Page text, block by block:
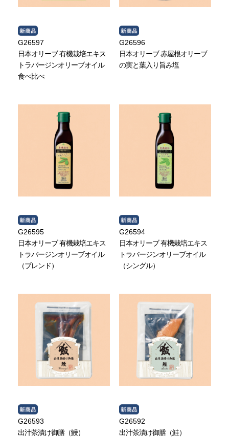
G26597
日本オリーブ 有機栽培エキス
トラバージンオリーブオイル
食べ比べ
G26596
日本オリーブ 赤屋根オリーブ
の実と葉入り旨み塩
G26595
日本オリーブ 有機栽培エキス
トラバージンオリーブオイル
（ブレンド）
G26594
日本オリーブ 有機栽培エキス
トラバージンオリーブオイル
（シングル）
G26593
出汁茶漬け御膳（鰻）
G26592
出汁茶漬け御膳（鮭）